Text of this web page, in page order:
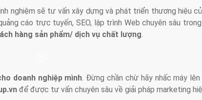
nghiệm sẽ tư vấn xây dựng và phát triển thương hiệu
cáo trực tuyến, SEO, lập trình Web chuyên sâu
hàng sản phẩm/ dịch vụ chất lượng.
doanh nghiệp mình. Đừng chần chừ hãy nhấc máy
để được tư vấn chuyên sâu về giải pháp marketing